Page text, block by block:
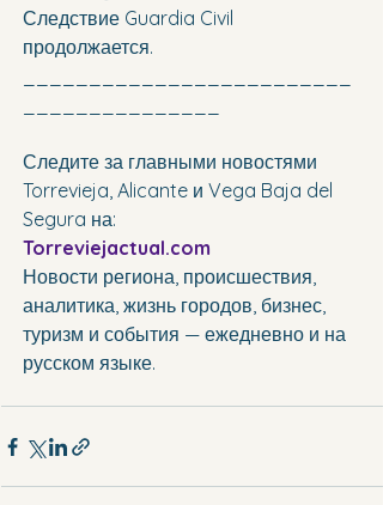
Следствие Guardia Civil
продолжается.
Следите за главными новостями
Torrevieja, Alicante и Vega Baja del
Segura на:
Torreviejactual.com
Новости региона, происшествия,
аналитика, жизнь городов, бизнес,
туризм и события — ежедневно и на
русском языке.